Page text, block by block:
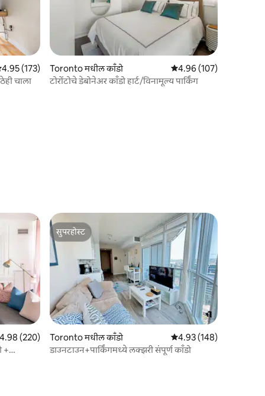
4.95 सरासरी रेटिंग, 173 रिव्ह्यूज
4.95 (173)
चाला
Toronto मधील काँडो 5 पैकी 4.96 सरासरी रेटिंग,
4.96 (107)
टोरोंटोचे डेबोनेअर काँडो हार्ट/विनामूल्य पार्किंग
4.98 सरासरी रेटिंग, 220 रिव्ह्यूज
4.98 (220)
+
सुपरहोस्ट
सुपरहोस्ट
Toronto मधील काँडो 5 पैकी 4.93 सरासरी रेटिंग,
4.93 (148)
डाउनटाउन+पार्किंगमध्ये लक्झरी संपूर्ण काँडो